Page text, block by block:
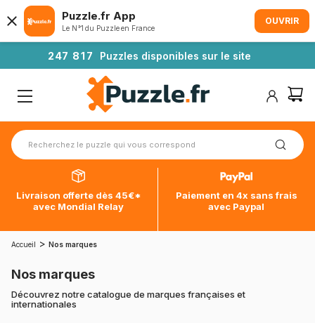
247 81 7 Puzzles disponibles sur le site
Livraison offerte dès 45€*
avec Mondial Relay
Paiement en 4x sans frais
avec Paypal
Accueil > Nos marques
Nos marques
Découvrez notre catalogue de marques françaises et
internationales
Puzzle.fr App
Le N°1 du Puzzle en France
OUVRIR